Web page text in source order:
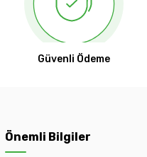
Güvenli Ödeme
Önemli Bilgiler